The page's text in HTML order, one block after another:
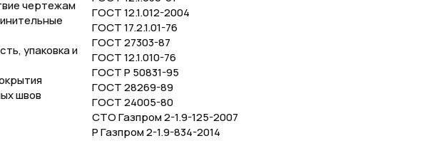
чертежам
упаковка и
швов
ГОСТ 12.1.012-2004
ГОСТ 17.2.1.01-76
ГОСТ 27303-87
ГОСТ 12.1.010-76
ГОСТ Р 50831-95
ГОСТ 28269-89
ГОСТ 24005-80
СТО Газпром 2-1.9-125-2007
Р Газпром 2-1.9-834-2014